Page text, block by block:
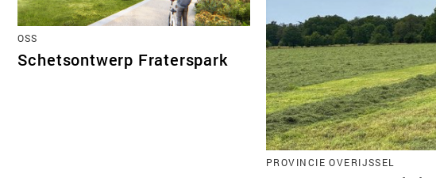
OSS
Schetsontwerp Fraterspark
PROVINCIE OVERIJSSEL